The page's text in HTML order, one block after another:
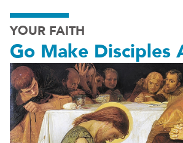
Madison
YOUR FAITH
Go Make Disciples